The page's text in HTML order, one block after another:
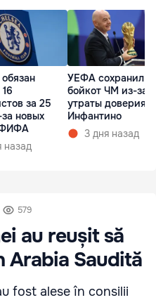
за 25
новых
ФИФА
назад
УЕФА сохранил
бойкот ЧМ из-за
утраты доверия к
Инфантино
3 дня назад
579
au reușit să
Arabia Saudită
fost alese în consilii